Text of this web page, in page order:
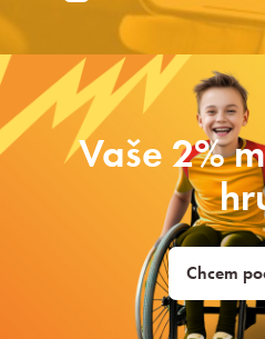
Vaše 2%
Chcem